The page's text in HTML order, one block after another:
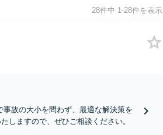
28件中 1-28件を表示
事故の大小を問わず、最適な解決策を
しますので、ぜひご相談ください。